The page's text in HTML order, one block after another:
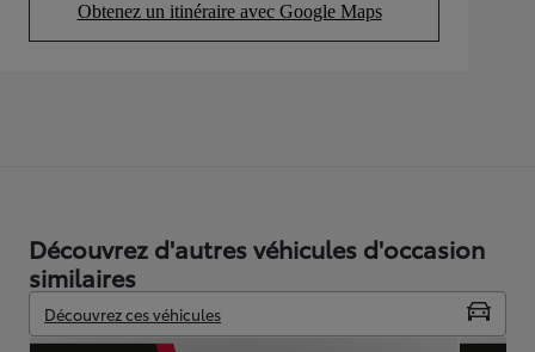
Obtenez un itinéraire avec Google Maps
(Opens in new tab)
Découvrez d'autres véhicules d'occasion
similaires
Découvrez ces véhicules